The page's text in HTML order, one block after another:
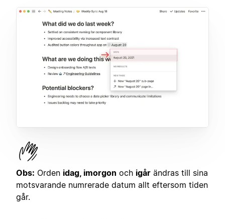
Obs: Orden idag, imorgon och igår ändras till sina
motsvarande numrerade datum allt eftersom tiden
går.